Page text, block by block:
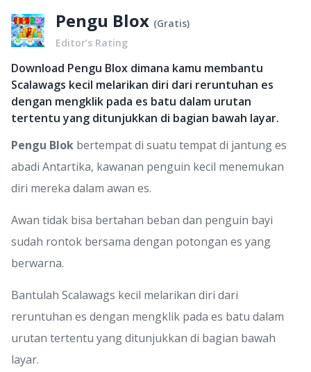
Pengu Blox (Gratis)
Editor’s Rating
Download Pengu Blox dimana kamu membantu
Scalawags kecil melarikan diri dari reruntuhan es
dengan mengklik pada es batu dalam urutan
tertentu yang ditunjukkan di bagian bawah layar.
Pengu Blok bertempat di suatu tempat di jantung es
abadi Antartika, kawanan penguin kecil menemukan
diri mereka dalam awan es.
Awan tidak bisa bertahan beban dan penguin bayi
sudah rontok bersama dengan potongan es yang
berwarna.
Bantulah Scalawags kecil melarikan diri dari
reruntuhan es dengan mengklik pada es batu dalam
urutan tertentu yang ditunjukkan di bagian bawah
layar.